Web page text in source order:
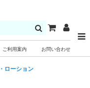
ご利用案内 お問い合わせ
ローション